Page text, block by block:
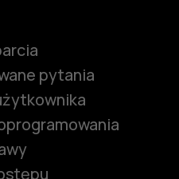
pytania